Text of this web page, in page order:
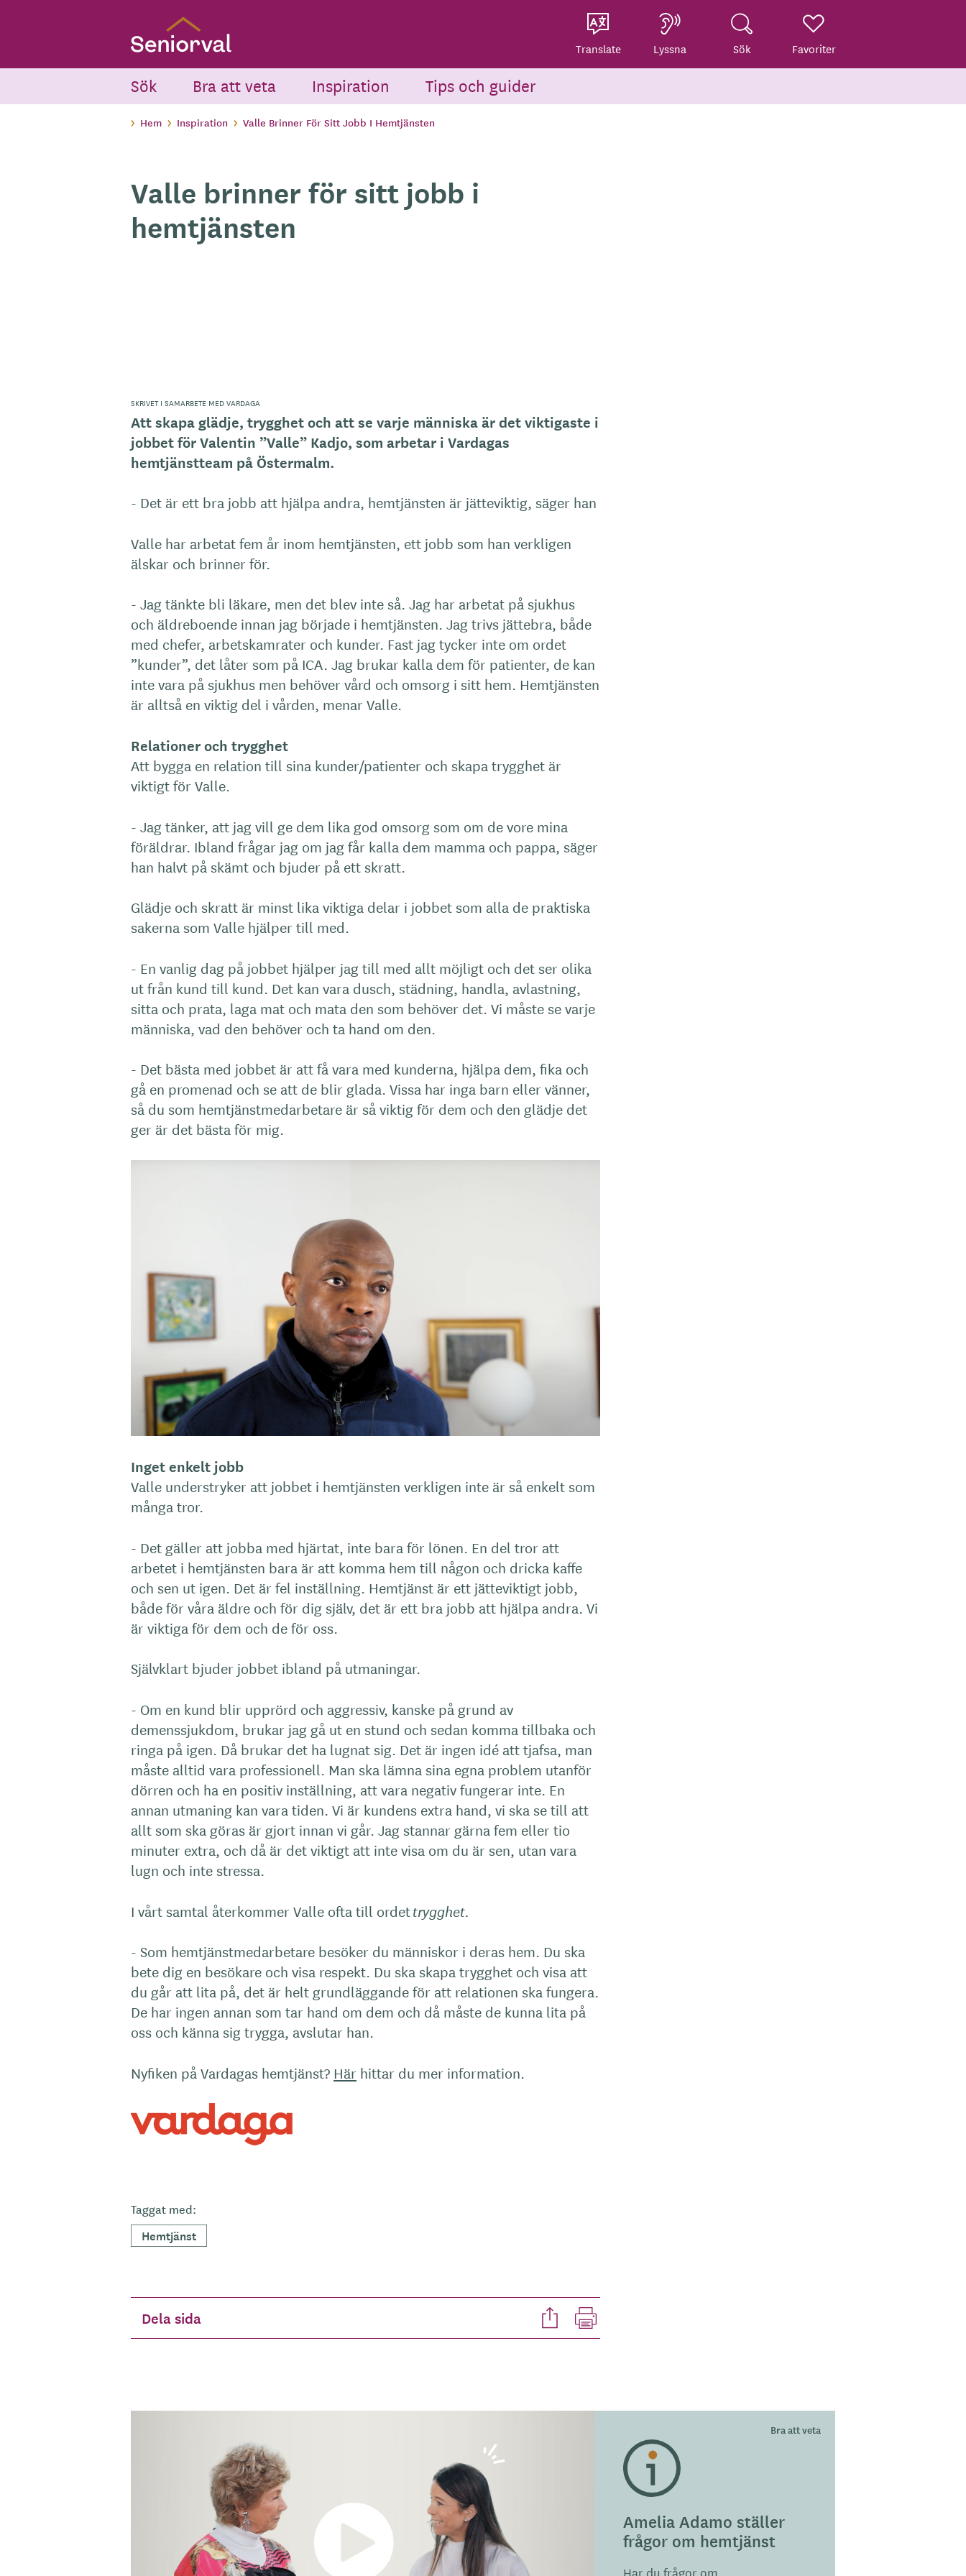
Translate Lyssna Sök Favoriter
Sök Bra att veta Inspiration Tips och guider
Hem Inspiration Valle Brinner För Sitt Jobb I Hemtjänsten
Valle brinner för sitt jobb i
hemtjänsten
SKRIVET I SAMARBETE MED VARDAGA
Att skapa glädje, trygghet och att se varje människa är det viktigaste i
jobbet för Valentin ”Valle” Kadjo, som arbetar i Vardagas
hemtjänstteam på Östermalm.
- Det är ett bra jobb att hjälpa andra, hemtjänsten är jätteviktig, säger han
Valle har arbetat fem år inom hemtjänsten, ett jobb som han verkligen
älskar och brinner för.
- Jag tänkte bli läkare, men det blev inte så. Jag har arbetat på sjukhus
och äldreboende innan jag började i hemtjänsten. Jag trivs jättebra, både
med chefer, arbetskamrater och kunder. Fast jag tycker inte om ordet
”kunder”, det låter som på ICA. Jag brukar kalla dem för patienter, de kan
inte vara på sjukhus men behöver vård och omsorg i sitt hem. Hemtjänsten
är alltså en viktig del i vården, menar Valle.
Relationer och trygghet
Att bygga en relation till sina kunder/patienter och skapa trygghet är
viktigt för Valle.
- Jag tänker, att jag vill ge dem lika god omsorg som om de vore mina
föräldrar. Ibland frågar jag om jag får kalla dem mamma och pappa, säger
han halvt på skämt och bjuder på ett skratt.
Glädje och skratt är minst lika viktiga delar i jobbet som alla de praktiska
sakerna som Valle hjälper till med.
- En vanlig dag på jobbet hjälper jag till med allt möjligt och det ser olika
ut från kund till kund. Det kan vara dusch, städning, handla, avlastning,
sitta och prata, laga mat och mata den som behöver det. Vi måste se varje
människa, vad den behöver och ta hand om den.
- Det bästa med jobbet är att få vara med kunderna, hjälpa dem, fika och
gå en promenad och se att de blir glada. Vissa har inga barn eller vänner,
så du som hemtjänstmedarbetare är så viktig för dem och den glädje det
ger är det bästa för mig.
Inget enkelt jobb
Valle understryker att jobbet i hemtjänsten verkligen inte är så enkelt som
många tror.
- Det gäller att jobba med hjärtat, inte bara för lönen. En del tror att
arbetet i hemtjänsten bara är att komma hem till någon och dricka kaffe
och sen ut igen. Det är fel inställning. Hemtjänst är ett jätteviktigt jobb,
både för våra äldre och för dig själv, det är ett bra jobb att hjälpa andra. Vi
är viktiga för dem och de för oss.
Självklart bjuder jobbet ibland på utmaningar.
- Om en kund blir upprörd och aggressiv, kanske på grund av
demenssjukdom, brukar jag gå ut en stund och sedan komma tillbaka och
ringa på igen. Då brukar det ha lugnat sig. Det är ingen idé att tjafsa, man
måste alltid vara professionell. Man ska lämna sina egna problem utanför
dörren och ha en positiv inställning, att vara negativ fungerar inte. En
annan utmaning kan vara tiden. Vi är kundens extra hand, vi ska se till att
allt som ska göras är gjort innan vi går. Jag stannar gärna fem eller tio
minuter extra, och då är det viktigt att inte visa om du är sen, utan vara
lugn och inte stressa.
I vårt samtal återkommer Valle ofta till ordettrygghet.
- Som hemtjänstmedarbetare besöker du människor i deras hem. Du ska
bete dig en besökare och visa respekt. Du ska skapa trygghet och visa att
du går att lita på, det är helt grundläggande för att relationen ska fungera.
De har ingen annan som tar hand om dem och då måste de kunna lita på
oss och känna sig trygga, avslutar han.
Nyfiken på Vardagas hemtjänst? Här hittar du mer information.
Taggat med:
Hemtjänst
Dela sida Dela
Skriv
ut
Amelia Adamo ställer
frågor om hemtjänst
Har du frågor om